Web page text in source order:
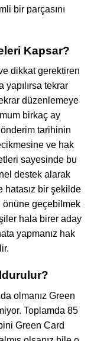
bir parçasını
Kapsar?
dikkat gerektiren
yapılırsa tekrar
düzenlemeye
birkaç ay
tarihinin
ve hak
sayesinde bu
destek alarak
hatasız bir şekilde
önüne geçebilmek
hala birer aday
yapmanız hak
olmanız Green
Toplamda 85
Green Card